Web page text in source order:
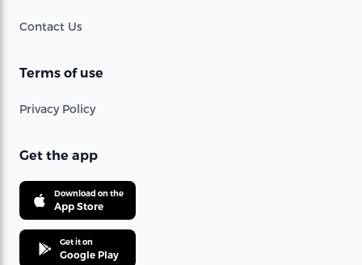
Contact Us
Terms of use
Privacy Policy
Get the app
Download on the
App Store
Get it on
Google Play